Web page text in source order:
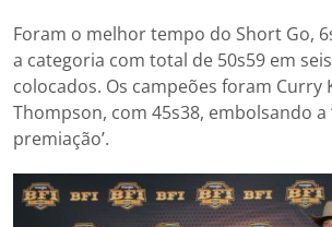
Foram o melhor tempo do Short Go,
a categoria com total de 50s59 em
colocados. Os campeões foram Curry
Thompson, com 45s38, embolsando a
premiação’.